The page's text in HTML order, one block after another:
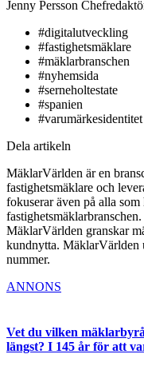
Jenny Persson
#digitalutveckling
#fastighetsmäklare
#mäklarbranschen
#nyhemsida
#serneholtestate
#spanien
#varumärkesidentitet
Dela artikeln
MäklarVärlden är en
fastighetsmäklare och
fokuserar även på alla
MäklarVärlden granskar
kundnytta. MäklarVärlden
nummer.
ANNONS
Vet du vilken
längst? I 145 år för att